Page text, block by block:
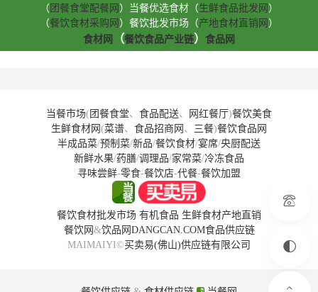
（ 团餐食堂配餐网 ）当餐优选食材（生鲜食品批发网 ）
（餐饮食材采购网 ）餐饮批发市场（产地食材直销网 ）
食材网
（餐饮食品产业链） 食品网
当餐市场( 团餐食堂、 食品配送、 网红餐厅)餐饮美食
生鲜食材网 (菜谱、 食品招商网 、 三餐)餐饮食品网
半成品菜/预制菜/新品/餐饮食材/宴席/央厨配送
新鲜水果/药膳/调理品/家常菜/冷冻食品
寻味尝鲜-零食-餐饮店-代餐-餐饮加盟
餐饮食材批发市场 有机食品 生鲜食材产地直销
餐饮网 &饮品网 DANGCAN.COM食品供应链
MAIMAIYI©买卖易(佛山)供应链有限公司